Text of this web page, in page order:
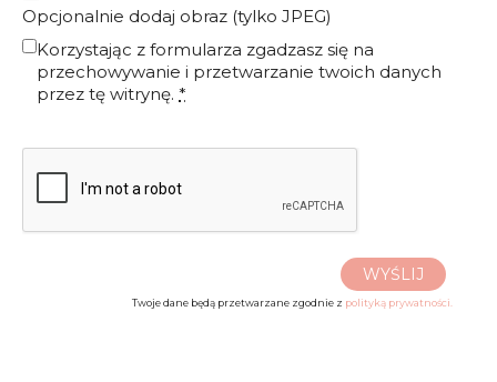
Opcjonalnie dodaj obraz (tylko JPEG)
Korzystając z formularza zgadzasz się na
przechowywanie i przetwarzanie twoich danych
przez tę witrynę. *
WYŚLIJ
Twoje dane będą przetwarzane zgodnie z polityką prywatności.